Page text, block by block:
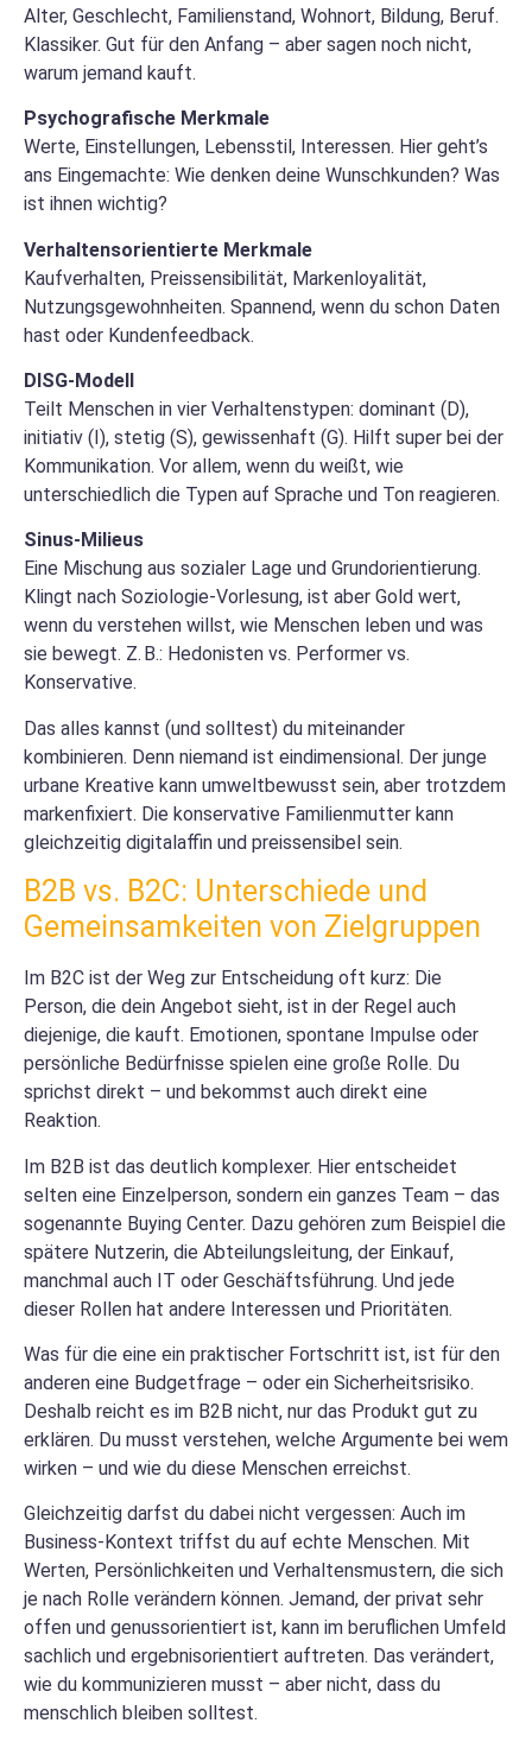
Alter, Geschlecht, Familienstand, Wohnort, Bildung, Beruf.
Klassiker. Gut für den Anfang – aber sagen noch nicht,
warum jemand kauft.
Psychografische Merkmale
Werte, Einstellungen, Lebensstil, Interessen. Hier geht’s
ans Eingemachte: Wie denken deine Wunschkunden? Was
ist ihnen wichtig?
Verhaltensorientierte Merkmale
Kaufverhalten, Preissensibilität, Markenloyalität,
Nutzungsgewohnheiten. Spannend, wenn du schon Daten
hast oder Kundenfeedback.
DISG-Modell
Teilt Menschen in vier Verhaltenstypen: dominant (D),
initiativ (I), stetig (S), gewissenhaft (G). Hilft super bei der
Kommunikation. Vor allem, wenn du weißt, wie
unterschiedlich die Typen auf Sprache und Ton reagieren.
Sinus-Milieus
Eine Mischung aus sozialer Lage und Grundorientierung.
Klingt nach Soziologie-Vorlesung, ist aber Gold wert,
wenn du verstehen willst, wie Menschen leben und was
sie bewegt. Z. B.: Hedonisten vs. Performer vs.
Konservative.
Das alles kannst (und solltest) du miteinander
kombinieren. Denn niemand ist eindimensional. Der junge
urbane Kreative kann umweltbewusst sein, aber trotzdem
markenfixiert. Die konservative Familienmutter kann
gleichzeitig digitalaffin und preissensibel sein.
B2B vs. B2C: Unterschiede und
Gemeinsamkeiten von Zielgruppen
Im B2C ist der Weg zur Entscheidung oft kurz: Die
Person, die dein Angebot sieht, ist in der Regel auch
diejenige, die kauft. Emotionen, spontane Impulse oder
persönliche Bedürfnisse spielen eine große Rolle. Du
sprichst direkt – und bekommst auch direkt eine
Reaktion.
Im B2B ist das deutlich komplexer. Hier entscheidet
selten eine Einzelperson, sondern ein ganzes Team – das
sogenannte Buying Center. Dazu gehören zum Beispiel die
spätere Nutzerin, die Abteilungsleitung, der Einkauf,
manchmal auch IT oder Geschäftsführung. Und jede
dieser Rollen hat andere Interessen und Prioritäten.
Was für die eine ein praktischer Fortschritt ist, ist für den
anderen eine Budgetfrage – oder ein Sicherheitsrisiko.
Deshalb reicht es im B2B nicht, nur das Produkt gut zu
erklären. Du musst verstehen, welche Argumente bei wem
wirken – und wie du diese Menschen erreichst.
Gleichzeitig darfst du dabei nicht vergessen: Auch im
Business-Kontext triffst du auf echte Menschen. Mit
Werten, Persönlichkeiten und Verhaltensmustern, die sich
je nach Rolle verändern können. Jemand, der privat sehr
offen und genussorientiert ist, kann im beruflichen Umfeld
sachlich und ergebnisorientiert auftreten. Das verändert,
wie du kommunizieren musst – aber nicht, dass du
menschlich bleiben solltest.